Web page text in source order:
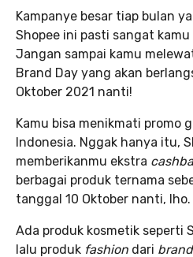
Kampanye besar tiap bulan
Shopee ini pasti sangat
Jangan sampai kamu
Brand Day yang akan
Oktober 2021 nanti!
Kamu bisa menikmati promo
Indonesia. Nggak hanya itu,
memberikanmu ekstra
berbagai produk ternama
tanggal 10 Oktober nanti, lho.
Ada produk kosmetik seperti
lalu produk fashion dari brand